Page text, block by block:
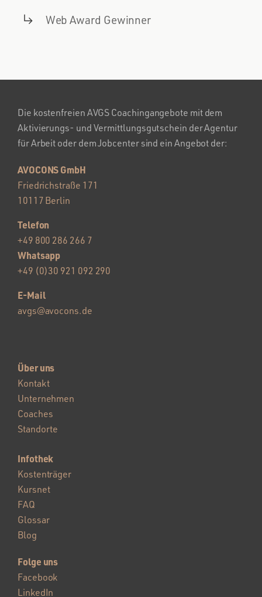
Web Award Gewinner
Die kostenfreien AVGS Coachingangebote mit dem
Aktivierungs- und Vermittlungsgutschein der Agentur
für Arbeit oder dem Jobcenter sind ein Angebot der:
AVOCONS GmbH
Friedrichstraße 171
10117 Berlin
Telefon
+49 800 286 266 7
Whatsapp
+49 (0)30 921 092 290
E-Mail
avgs@avocons.de
Über uns
Kontakt
Unternehmen
Coaches
Standorte
Infothek
Kostenträger
Kursnet
FAQ
Glossar
Blog
Folge uns
Facebook
LinkedIn